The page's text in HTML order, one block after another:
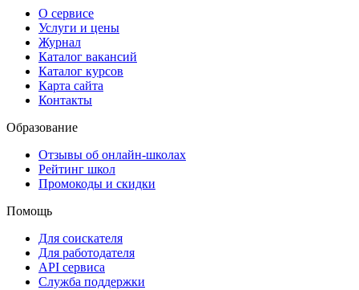
О сервисе
Услуги и цены
Журнал
Каталог вакансий
Каталог курсов
Карта сайта
Контакты
Образование
Отзывы об онлайн-школах
Рейтинг школ
Промокоды и скидки
Помощь
Для соискателя
Для работодателя
API сервиса
Служба поддержки